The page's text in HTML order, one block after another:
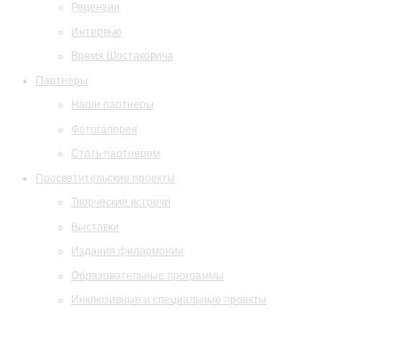
Рецензии
Интервью
Время Шостаковича
Партнеры
Наши партнеры
Фотогалерея
Стать партнером
Просветительские проекты
Творческие встречи
Выставки
Издания филармонии
Образовательные программы
Инклюзивные и специальные проекты